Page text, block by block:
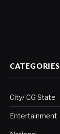
CATEGORIES
City/ CG State
Entertainment